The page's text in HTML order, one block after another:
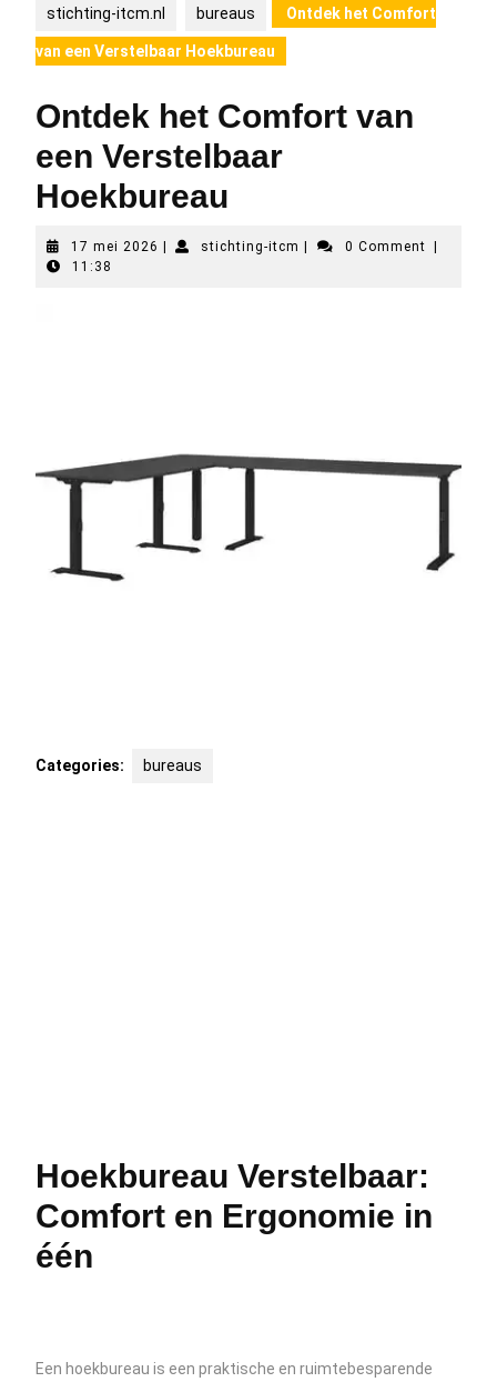
stichting-itcm.nl bureaus Ontdek het Comfort
van een Verstelbaar Hoekbureau
Ontdek het Comfort van
een Verstelbaar
Hoekbureau
17 mei 2026 17
stichting-itcm stichting-0 Comment
11:38
Categories: bureaus
Hoekbureau Verstelbaar:
Comfort en Ergonomie in
één
Een hoekbureau is een praktische en ruimtebesparende